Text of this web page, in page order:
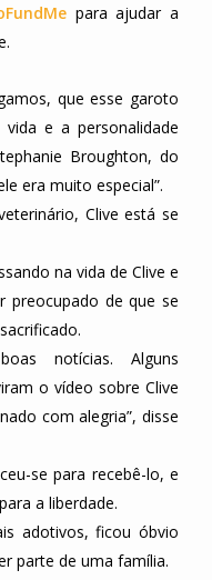
para ajudar a
que esse garoto
e a personalidade
Broughton, do
era muito especial”.
Clive está se
na vida de Clive e
preocupado de que se
notícias. Alguns
o vídeo sobre Clive
com alegria”, disse
se para recebê-lo, e
a liberdade.
adotivos, ficou óbvio
parte de uma família.